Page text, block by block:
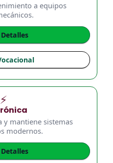
a equipos
Detalles
⚡
y mantiene sistemas
modernos.
Detalles